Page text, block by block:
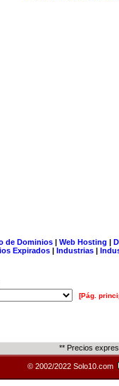
de Dominios| Web Hosting |
Expirados | Industrias |
[Pág.
** Precios
© 2002/2022 Solo10.com